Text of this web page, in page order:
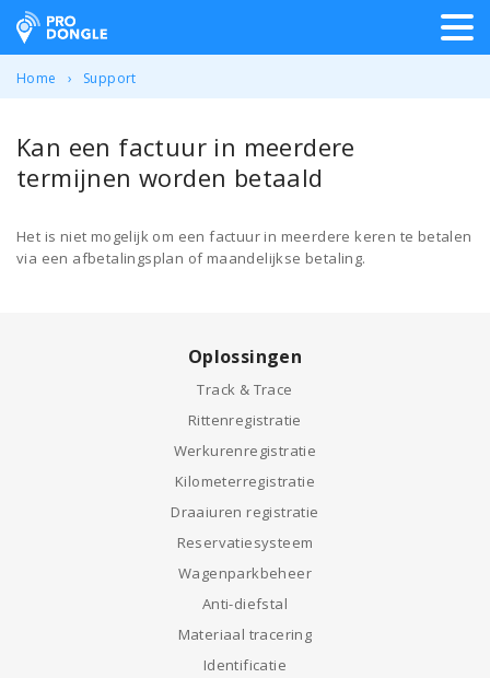
ProDongle Track & Trace
Home Support
Kan een factuur in meerdere
termijnen worden betaald
Het is niet mogelijk om een factuur in meerdere keren te betalen
via een afbetalingsplan of maandelijkse betaling.
Oplossingen
Track & Trace
Rittenregistratie
Werkurenregistratie
Kilometerregistratie
Draaiuren registratie
Reservatiesysteem
Wagenparkbeheer
Anti-diefstal
Materiaal tracering
Identificatie